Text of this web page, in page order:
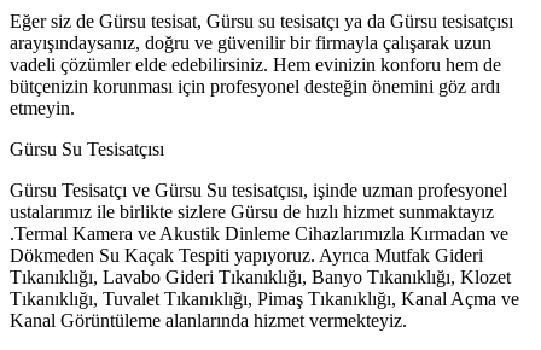
Eğer siz de Gürsu tesisat, Gürsu su tesisatçı ya da Gürsu tesisatçısı
arayışındaysanız, doğru ve güvenilir bir firmayla çalışarak uzun
vadeli çözümler elde edebilirsiniz. Hem evinizin konforu hem de
bütçenizin korunması için profesyonel desteğin önemini göz ardı
etmeyin.
Gürsu Su Tesisatçısı
Gürsu Tesisatçı ve Gürsu Su tesisatçısı, işinde uzman profesyonel
ustalarımız ile birlikte sizlere Gürsu de hızlı hizmet sunmaktayız
.Termal Kamera ve Akustik Dinleme Cihazlarımızla Kırmadan ve
Dökmeden Su Kaçak Tespiti yapıyoruz. Ayrıca Mutfak Gideri
Tıkanıklığı, Lavabo Gideri Tıkanıklığı, Banyo Tıkanıklığı, Klozet
Tıkanıklığı, Tuvalet Tıkanıklığı, Pimaş Tıkanıklığı, Kanal Açma ve
Kanal Görüntüleme alanlarında hizmet vermekteyiz.